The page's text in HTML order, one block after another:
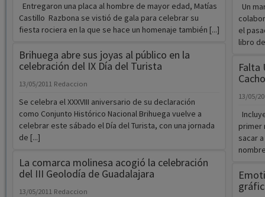
Entregaron una placa al hombre de mayor edad, Matías
Castillo Razbona se vistió de gala para celebrar su
fiesta rociera en la que se hace un homenaje también [...]
Brihuega abre sus joyas al público en la
celebración del IX Día del Turista
13/05/2011 Redaccion
Se celebra el XXXVIII aniversario de su declaración
como Conjunto Histórico Nacional Brihuega vuelve a
celebrar este sábado el Día del Turista, con una jornada
de [...]
La comarca molinesa acogió la celebración
del III Geolodía de Guadalajara
13/05/2011 Redaccion
Un
el
libro
13/05/
primer
sacar